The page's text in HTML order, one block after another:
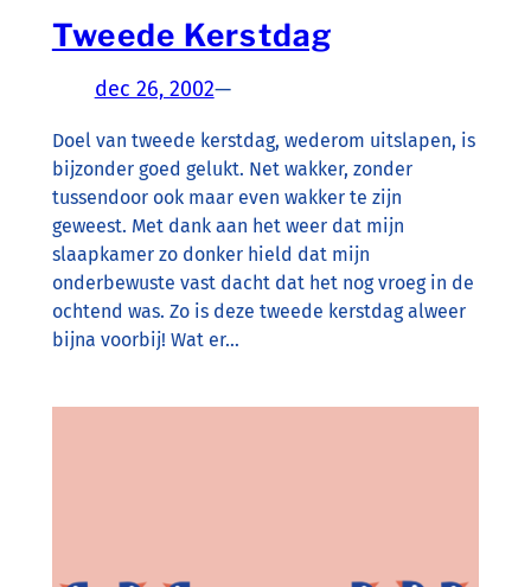
Tweede Kerstdag
dec 26, 2002—
Doel van tweede kerstdag, wederom uitslapen, is
bijzonder goed gelukt. Net wakker, zonder
tussendoor ook maar even wakker te zijn
geweest. Met dank aan het weer dat mijn
slaapkamer zo donker hield dat mijn
onderbewuste vast dacht dat het nog vroeg in de
ochtend was. Zo is deze tweede kerstdag alweer
bijna voorbij! Wat er…